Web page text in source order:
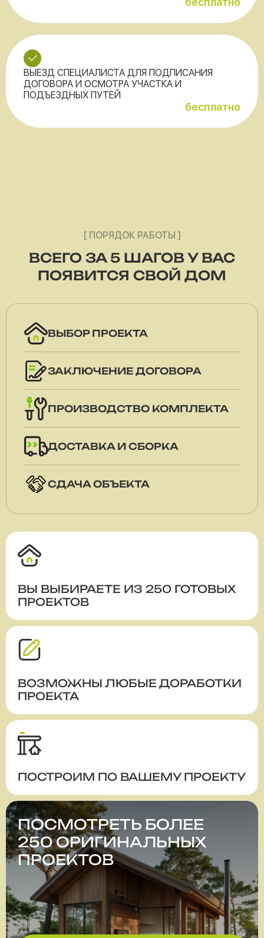
ВЫЕЗД СПЕЦИАЛИСТА ДЛЯ ПОДПИСАНИЯ
ДОГОВОРА И ОСМОТРА УЧАСТКА И
ПОДЪЕЗДНЫХ ПУТЕЙ
бесплатно
[ ПОРЯДОК РАБОТЫ ]
ВСЕГО ЗА 5 ШАГОВ У ВАС
ПОЯВИТСЯ СВОЙ ДОМ
ВЫ ВЫБИРАЕТЕ ИЗ 250 ГОТОВЫХ
ПРОЕКТОВ
ВОЗМОЖНЫ ЛЮБЫЕ ДОРАБОТКИ
ПРОЕКТА
ПОСТРОИМ ПО ВАШЕМУ ПРОЕКТУ
ПОСМОТРЕТЬ БОЛЕЕ
250 ОРИГИНАЛЬНЫХ
ПРОЕКТОВ
ВЫБОР ПРОЕКТА
ЗАКЛЮЧЕНИЕ ДОГОВОРА
ПРОИЗВОДСТВО КОМПЛЕКТА
ДОСТАВКА И СБОРКА
СДАЧА ОБЪЕКТА